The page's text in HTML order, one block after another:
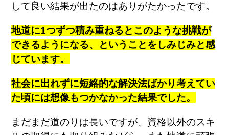
して良い結果が出たのはありがたかったです。
地道に1つずつ積み重ねるとこのような挑戦が
できるようになる、ということをしみじみと感
じています。
社会に出れずに短絡的な解決法ばかり考えてい
た頃には想像もつかなかった結果でした。
まだまだ道のりは長いですが、資格以外のスキ